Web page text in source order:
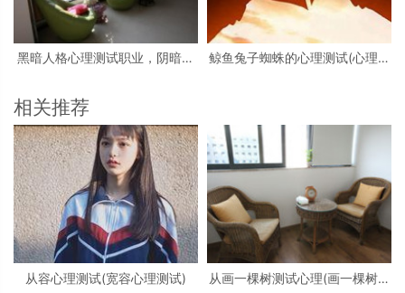
黑暗人格心理测试职业，阴暗人
鲸鱼兔子蜘蛛的心理测试(心理测
相关推荐
从容心理测试(宽容心理测试)
从画一棵树测试心理(画一棵树怎